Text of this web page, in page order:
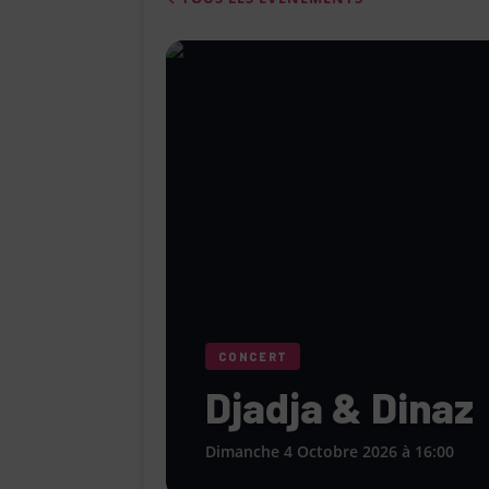
CONCERT
Djadja & Dinaz
Dimanche 4 Octobre 2026 à 16:00